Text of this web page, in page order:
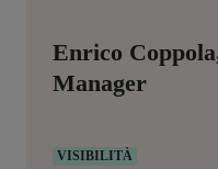
Enrico
Manager
VISIBILITÀ